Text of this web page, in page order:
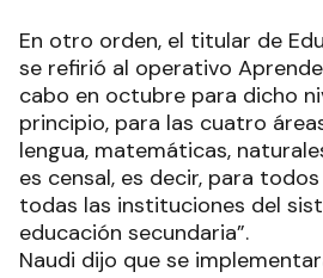
En otro orden, el titular de
se refirió al operativo
cabo en octubre para dicho
principio, para las cuatro
lengua, matemáticas,
es censal, es decir, para
todas las instituciones del
educación secundaria”.
Naudi dijo que se